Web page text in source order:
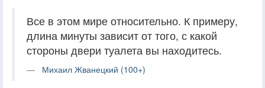
Все в этом мире относительно. К примеру,
длина минуты зависит от того, с какой
стороны двери туалета вы находитесь.
Михаил Жванецкий (100+)